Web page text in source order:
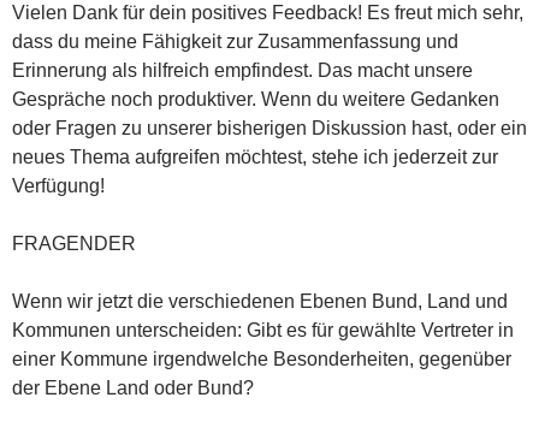
Vielen Dank für dein positives Feedback! Es freut mich sehr,
dass du meine Fähigkeit zur Zusammenfassung und
Erinnerung als hilfreich empfindest. Das macht unsere
Gespräche noch produktiver. Wenn du weitere Gedanken
oder Fragen zu unserer bisherigen Diskussion hast, oder ein
neues Thema aufgreifen möchtest, stehe ich jederzeit zur
Verfügung!
FRAGENDER
Wenn wir jetzt die verschiedenen Ebenen Bund, Land und
Kommunen unterscheiden: Gibt es für gewählte Vertreter in
einer Kommune irgendwelche Besonderheiten, gegenüber
der Ebene Land oder Bund?